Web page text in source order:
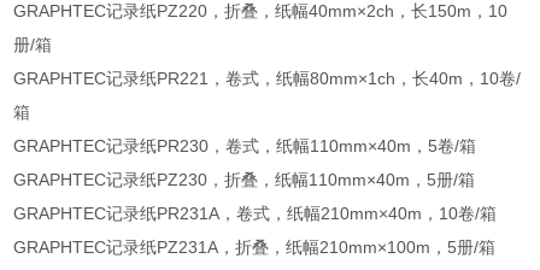
GRAPHTEC记录纸PZ220，折叠，纸幅40mm×2ch，长150m，10
册/箱
GRAPHTEC记录纸PR221，卷式，纸幅80mm×1ch，长40m，10卷/
箱
GRAPHTEC记录纸PR230，卷式，纸幅110mm×40m，5卷/箱
GRAPHTEC记录纸PZ230，折叠，纸幅110mm×40m，5册/箱
GRAPHTEC记录纸PR231A，卷式，纸幅210mm×40m，10卷/箱
GRAPHTEC记录纸PZ231A，折叠，纸幅210mm×100m，5册/箱